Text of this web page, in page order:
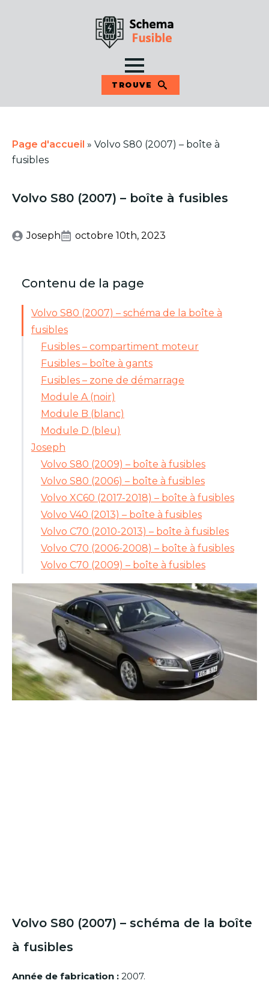
TROUVE
Page d'accueil » Volvo S80 (2007) – boîte à
fusibles
Volvo S80 (2007) – boîte à fusibles
Joseph octobre 10th, 2023
Contenu de la page
Volvo S80 (2007) – schéma de la boîte à
fusibles
Fusibles – compartiment moteur
Fusibles – boîte à gants
Fusibles – zone de démarrage
Module A (noir)
Module B (blanc)
Module D (bleu)
Joseph
Volvo S80 (2009) – boîte à fusibles
Volvo S80 (2006) – boîte à fusibles
Volvo XC60 (2017-2018) – boîte à fusibles
Volvo V40 (2013) – boîte à fusibles
Volvo C70 (2010-2013) – boîte à fusibles
Volvo C70 (2006-2008) – boîte à fusibles
Volvo C70 (2009) – boîte à fusibles
Volvo S80 (2007) – schéma de la boîte
à fusibles
Année de fabrication : 2007.